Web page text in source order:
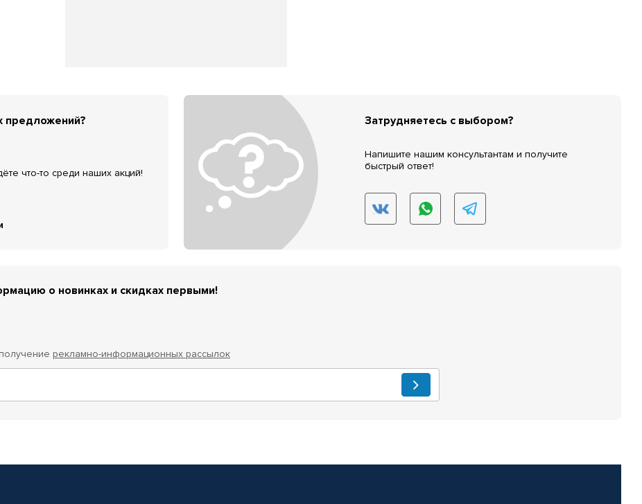
предложений?
что-то среди наших акций!
Затрудняетесь с выбором?
Напишите нашим консультантам и получите
быстрый ответ!
о новинках и скидках первыми!
рекламно-информационных рассылок